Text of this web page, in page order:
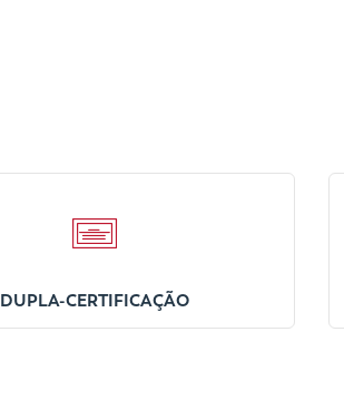
DUPLA-CERTIFICAÇÃO